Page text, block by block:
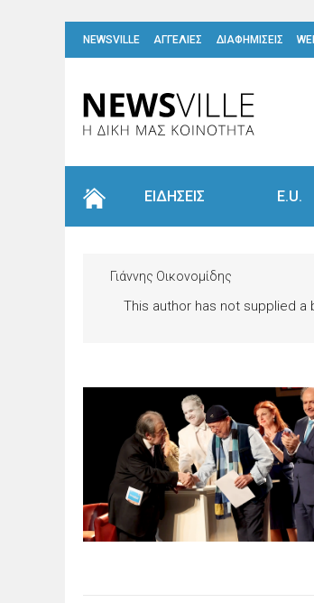
NEWSVILLE ΑΓΓΕΛΙΕΣ ΔΙΑΦΗΜΙΣΕΙΣ
ΕΙΔΗΣΕΙΣ E.U.
Γιάννης Οικονομίδης
This author has not supplied a